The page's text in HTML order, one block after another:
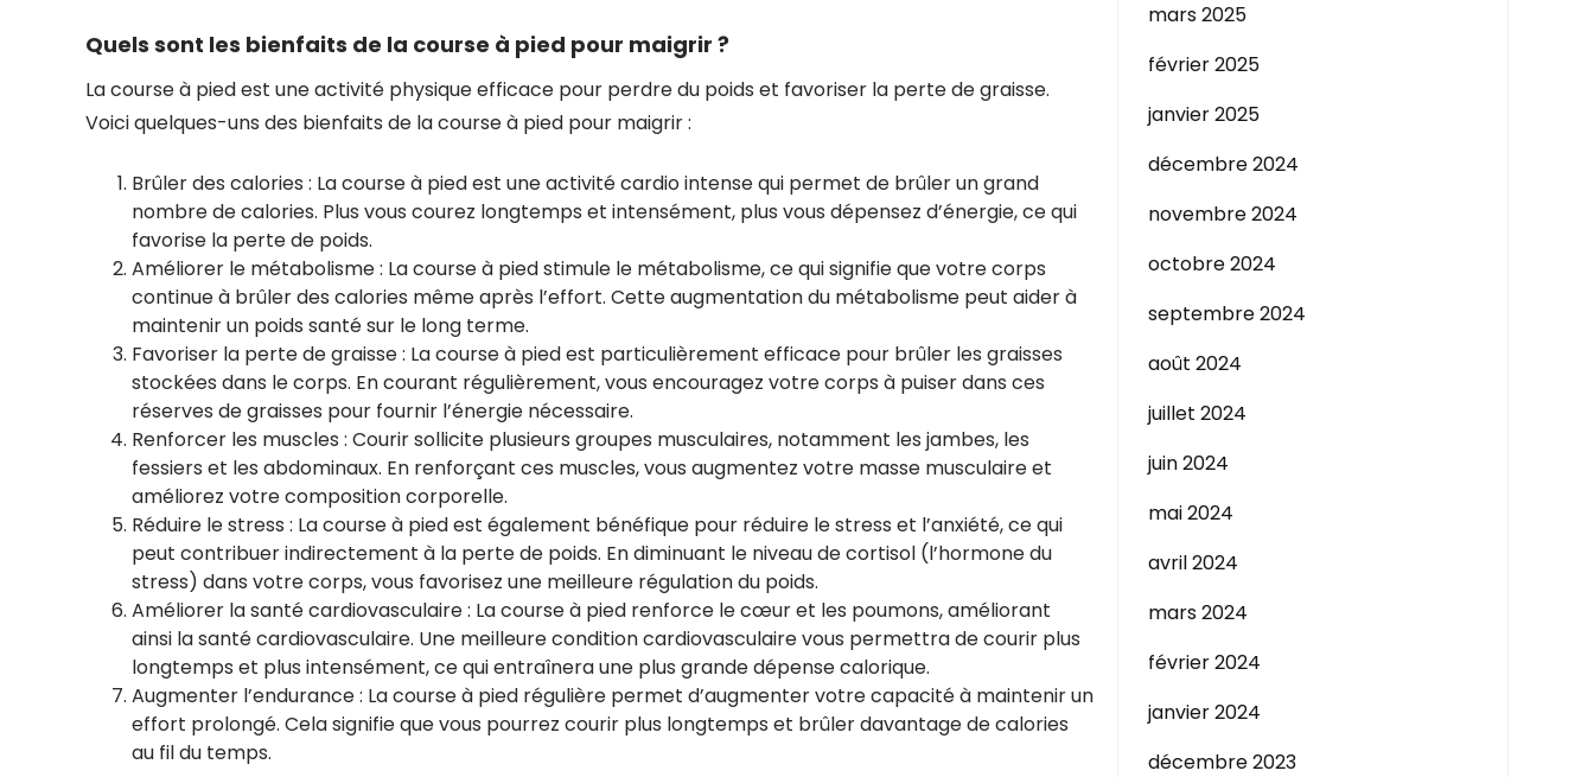
Quels sont les bienfaits de la course à pied pour maigrir ?
La course à pied est une activité physique efficace pour perdre du poids et favoriser la perte de graisse.
Voici quelques-uns des bienfaits de la course à pied pour maigrir :
Brûler des calories : La course à pied est une activité cardio intense qui permet de brûler un grand
nombre de calories. Plus vous courez longtemps et intensément, plus vous dépensez d’énergie, ce qui
favorise la perte de poids.
Améliorer le métabolisme : La course à pied stimule le métabolisme, ce qui signifie que votre corps
continue à brûler des calories même après l’effort. Cette augmentation du métabolisme peut aider à
maintenir un poids santé sur le long terme.
Favoriser la perte de graisse : La course à pied est particulièrement efficace pour brûler les graisses
stockées dans le corps. En courant régulièrement, vous encouragez votre corps à puiser dans ces
réserves de graisses pour fournir l’énergie nécessaire.
Renforcer les muscles : Courir sollicite plusieurs groupes musculaires, notamment les jambes, les
fessiers et les abdominaux. En renforçant ces muscles, vous augmentez votre masse musculaire et
améliorez votre composition corporelle.
Réduire le stress : La course à pied est également bénéfique pour réduire le stress et l’anxiété, ce qui
peut contribuer indirectement à la perte de poids. En diminuant le niveau de cortisol (l’hormone du
stress) dans votre corps, vous favorisez une meilleure régulation du poids.
Améliorer la santé cardiovasculaire : La course à pied renforce le cœur et les poumons, améliorant
ainsi la santé cardiovasculaire. Une meilleure condition cardiovasculaire vous permettra de courir plus
longtemps et plus intensément, ce qui entraînera une plus grande dépense calorique.
Augmenter l’endurance : La course à pied régulière permet d’augmenter votre capacité à maintenir un
effort prolongé. Cela signifie que vous pourrez courir plus longtemps et brûler davantage de calories
au fil du temps.
mars 2025
février 2025
janvier 2025
décembre 2024
novembre 2024
octobre 2024
septembre 2024
août 2024
juillet 2024
juin 2024
mai 2024
avril 2024
mars 2024
février 2024
janvier 2024
décembre 2023